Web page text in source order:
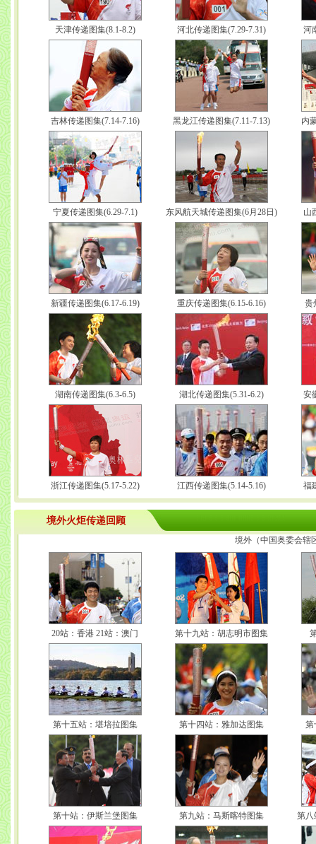
天津传递图集(8.1-8.2) 河北传递图集(7.29-7.31) 河
吉林传递图集(7.14-7.16) 黑龙江传递图集(7.11-7.13) 内
宁夏传递图集(6.29-7.1) 东风航天城传递图集(6月28日) 山
新疆传递图集(6.17-6.19) 重庆传递图集(6.15-6.16) 贵
湖南传递图集(6.3-6.5) 湖北传递图集(5.31-6.2) 安
浙江传递图集(5.17-5.22) 江西传递图集(5.14-5.16) 福
境外火炬传递回顾
境外（中国奥委会辖
20站：香港 21站：澳门 第十九站：胡志明市图集
第十五站：堪培拉图集 第十四站：雅加达图集 第
第十站：伊斯兰堡图集 第九站：马斯喀特图集 第八